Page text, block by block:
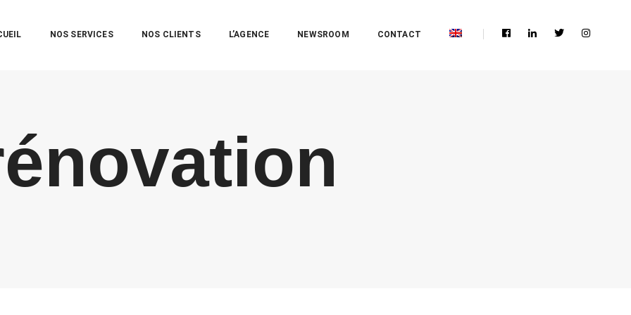
NOS SERVICES NOS CLIENTS L’AGENCE NEWSROOM CONTACT